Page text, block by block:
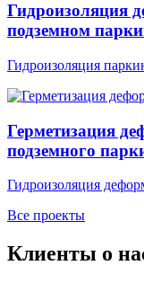
Гидроизоляция
подземном
Гидроизоляция
Герметизация
подземного
Гидроизоляция
Все проекты
Клиенты о